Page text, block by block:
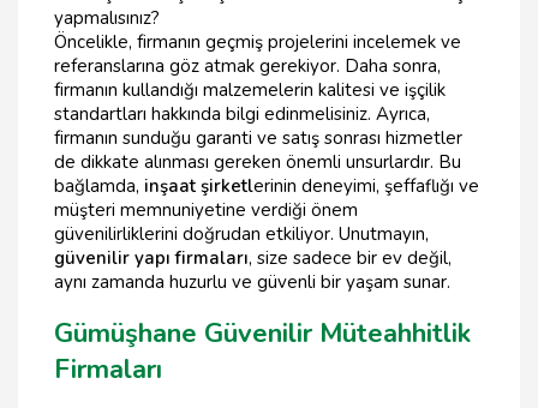
yapmalısınız?
Öncelikle, firmanın geçmiş projelerini incelemek ve
referanslarına göz atmak gerekiyor. Daha sonra,
firmanın kullandığı malzemelerin kalitesi ve işçilik
standartları hakkında bilgi edinmelisiniz. Ayrıca,
firmanın sunduğu garanti ve satış sonrası hizmetler
de dikkate alınması gereken önemli unsurlardır. Bu
bağlamda, inşaat şirketlerinin deneyimi, şeffaflığı ve
müşteri memnuniyetine verdiği önem
güvenilirliklerini doğrudan etkiliyor. Unutmayın,
güvenilir yapı firmaları, size sadece bir ev değil,
aynı zamanda huzurlu ve güvenli bir yaşam sunar.
Gümüşhane Güvenilir Müteahhitlik
Firmaları